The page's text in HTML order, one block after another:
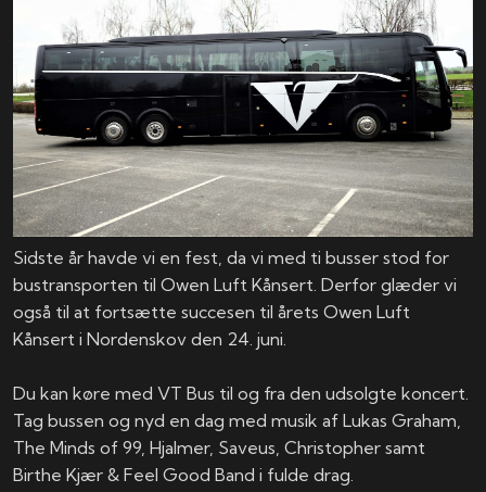
Sidste år havde vi en fest, da vi med ti busser stod for
bustransporten til Owen Luft Kånsert. Derfor glæder vi
også til at fortsætte succesen til årets Owen Luft
Kånsert i Nordenskov den 24. juni.
Du kan køre med VT Bus til og fra den udsolgte koncert.
Tag bussen og nyd en dag med musik af Lukas Graham,
The Minds of 99, Hjalmer, Saveus, Christopher samt
Birthe Kjær & Feel Good Band i fulde drag.